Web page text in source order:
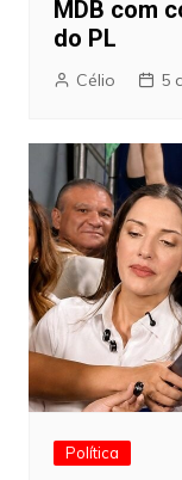
MDB com
do PL
Célio 5
Política